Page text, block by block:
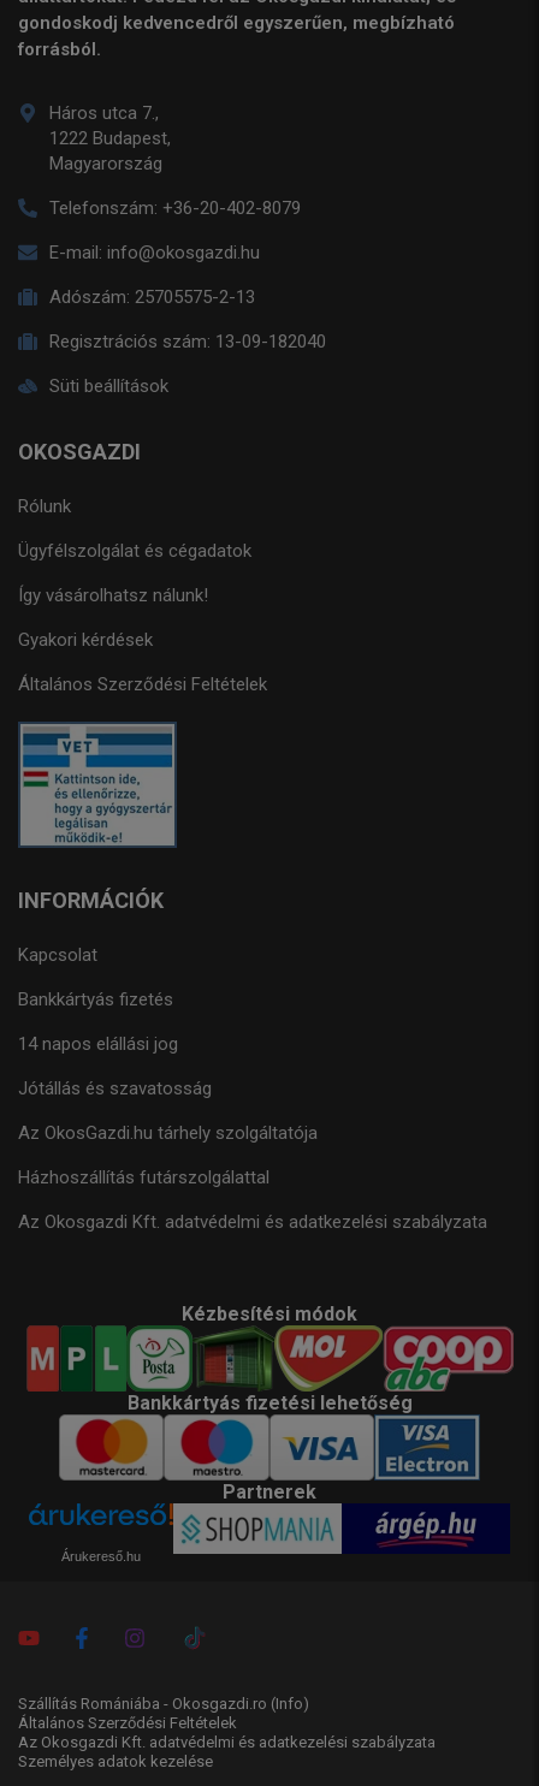
gondoskodj kedvencedről egyszerűen, megbízható
forrásból.
Háros utca 7.,
1222 Budapest,
Magyarország
Telefonszám: +36-20-402-8079
E-mail: info@okosgazdi.hu
Adószám: 25705575-2-13
Regisztrációs szám: 13-09-182040
Süti beállítások
OKOSGAZDI
Rólunk
Ügyfélszolgálat és cégadatok
Így vásárolhatsz nálunk!
Gyakori kérdések
Általános Szerződési Feltételek
INFORMÁCIÓK
Kapcsolat
Bankkártyás fizetés
14 napos elállási jog
Jótállás és szavatosság
Az OkosGazdi.hu tárhely szolgáltatója
Házhoszállítás futárszolgálattal
Az Okosgazdi Kft. adatvédelmi és adatkezelési szabályzata
Kézbesítési módok
Bankkártyás fizetési lehetőség
Partnerek
Árukereső.hu
Szállítás Romániába - Okosgazdi.ro (Info)
Általános Szerződési Feltételek
Az Okosgazdi Kft. adatvédelmi és adatkezelési szabályzata
Személyes adatok kezelése